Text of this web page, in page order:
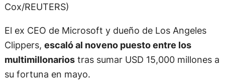
Cox/REUTERS)
El ex CEO de Microsoft y dueño de Los Angeles
Clippers, escaló al noveno puesto entre los
multimillonariostras sumar USD 15,000 millones a
su fortuna en mayo.